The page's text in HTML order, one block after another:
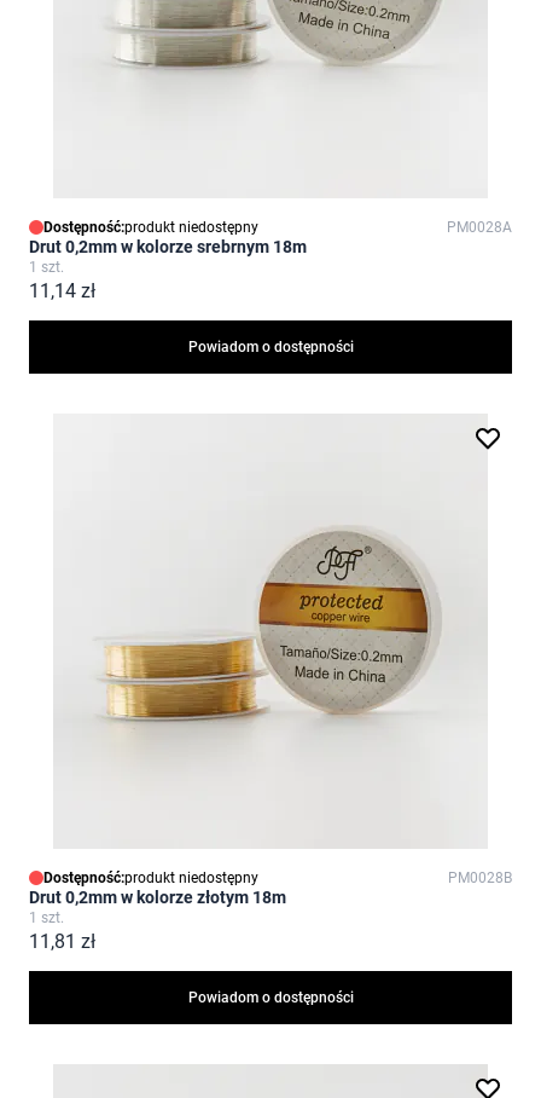
Dostępność:produkt niedostępny PM0028A
Drut 0,2mm w kolorze srebrnym 18m
1 szt.
11,14 zł
Powiadom o dostępności
Dostępność:produkt niedostępny PM0028B
Drut 0,2mm w kolorze złotym 18m
1 szt.
11,81 zł
Powiadom o dostępności